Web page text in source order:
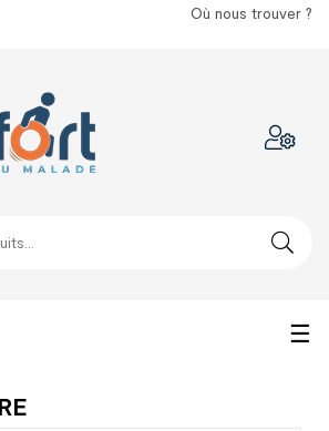
Où nous trouver ?
☰